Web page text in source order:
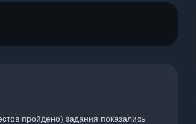
пройдено) задания показались